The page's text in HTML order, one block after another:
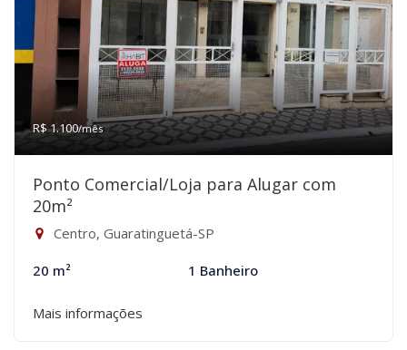
R$ 1.100/mês
Ponto Comercial/Loja para Alugar com
20m²
Centro, Guaratinguetá-SP
20 m² 1 Banheiro
Mais informações